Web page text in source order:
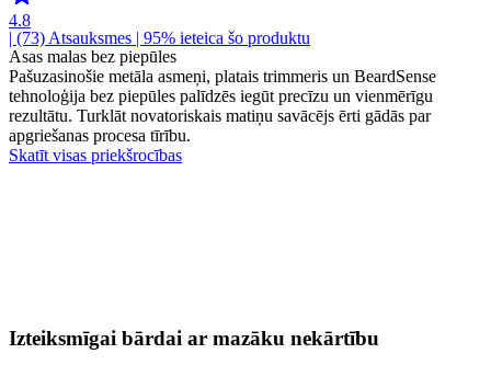
4.8
| (73) Atsauksmes | 95% ieteica šo produktu
Asas malas bez piepūles
Pašuzasinošie metāla asmeņi, platais trimmeris un BeardSense
tehnoloģija bez piepūles palīdzēs iegūt precīzu un vienmērīgu
rezultātu. Turklāt novatoriskais matiņu savācējs ērti gādās par
apgriešanas procesa tīrību.
Skatīt visas priekšrocības
Izteiksmīgai bārdai ar mazāku nekārtību